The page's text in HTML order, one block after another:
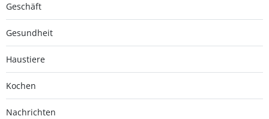
Geschäft
Gesundheit
Haustiere
Kochen
Nachrichten